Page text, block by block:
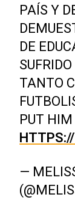
PAÍS Y
DE
TANTO
PUT
—